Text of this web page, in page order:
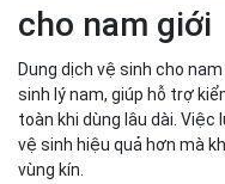
cho nam giới
Dung dịch vệ sinh cho
sinh lý nam, giúp hỗ trợ
toàn khi dùng lâu dài. Việc
vệ sinh hiệu quả hơn mà
vùng kín.